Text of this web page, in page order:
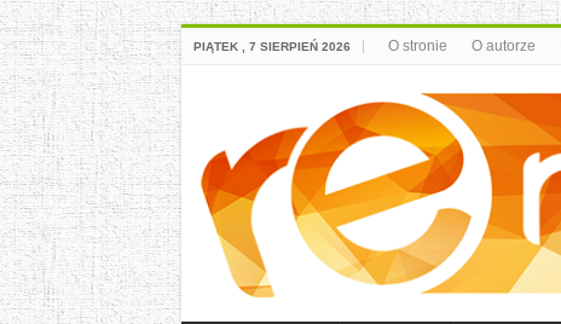
PIĄTEK , 7 SIERPIEŃ 2026 O stronie O autorze